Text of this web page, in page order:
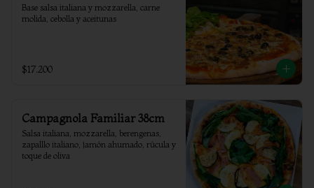
Base salsa italiana y mozzarella, carne
molida, cebolla y aceitunas
$17.200
Campagnola Familiar 38cm
Salsa italiana, mozzarella, berengenas,
zapalllo italiano, jamón ahumado, rúcula y
toque de oliva